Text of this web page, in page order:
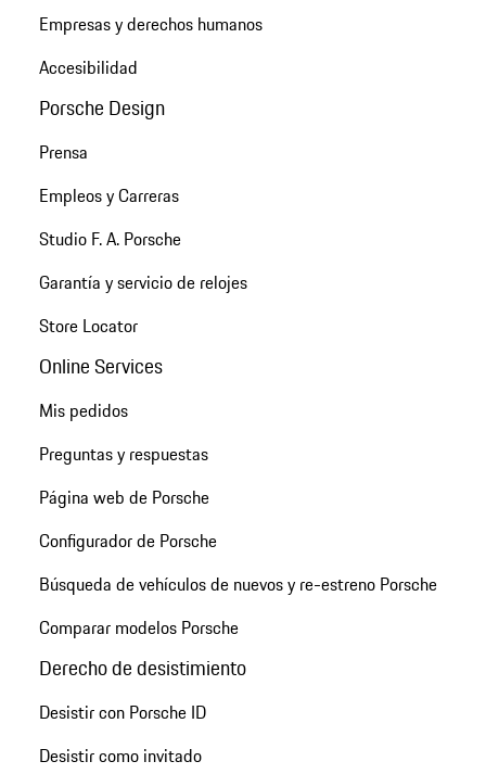
Empresas y derechos humanos
Accesibilidad
Porsche Design
Prensa
Empleos y Carreras
Studio F. A. Porsche
Garantía y servicio de relojes
Store Locator
Online Services
Mis pedidos
Preguntas y respuestas
Página web de Porsche
Configurador de Porsche
Búsqueda de vehículos de nuevos y re-estreno Porsche
Comparar modelos Porsche
Derecho de desistimiento
Desistir con Porsche ID
Desistir como invitado